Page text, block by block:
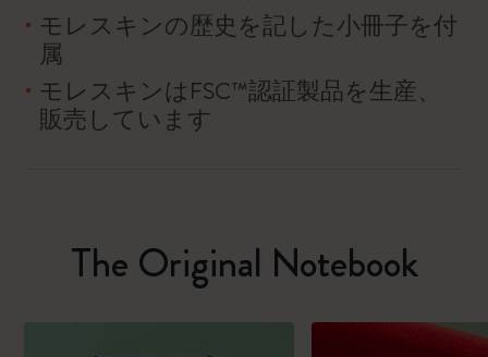
モレスキンの歴史を記した小冊子を付
属
モレスキンはFSC™認証製品を生産、
販売しています
The Original Notebook